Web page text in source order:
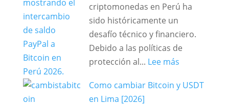
Soles
en
Perú
de
Forma
y
criptomonedas en Perú ha
sido históricamente un
desafío técnico y financiero.
Debido a las políticas de
protección al... Lee más:
cambiar
Como cambiar Bitcoin y USDT
en Lima [2026]